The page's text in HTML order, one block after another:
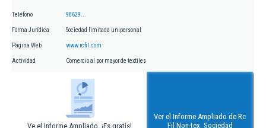
Teléfono 98629...
Forma Jurídica Sociedad limitada unipersonal
Página Web www.rcfil.com
Actividad Comercio al por mayor de textiles
Ve el Informe Ampliado. ¡Es gratis!
Ver el Informe Ampliado de Rc
Fil Non-tex, Sociedad